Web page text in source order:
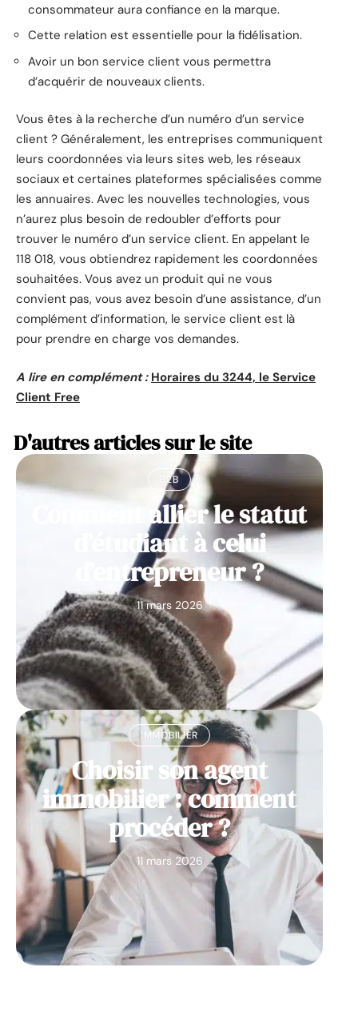
consommateur aura confiance en la marque.
Cette relation est essentielle pour la fidélisation.
Avoir un bon service client vous permettra
d’acquérir de nouveaux clients.
Vous êtes à la recherche d’un numéro d’un service
client ? Généralement, les entreprises communiquent
leurs coordonnées via leurs sites web, les réseaux
sociaux et certaines plateformes spécialisées comme
les annuaires. Avec les nouvelles technologies, vous
n’aurez plus besoin de redoubler d’efforts pour
trouver le numéro d’un service client. En appelant le
118 018, vous obtiendrez rapidement les coordonnées
souhaitées. Vous avez un produit qui ne vous
convient pas, vous avez besoin d’une assistance, d’un
complément d’information, le service client est là
pour prendre en charge vos demandes.
A lire en complément : Horaires du 3244, le Service
Client Free
D'autres articles sur le site
B2B
Comment allier le statut
d’étudiant à celui
d’entrepreneur ?
11 mars 2026
IMMOBILIER
Choisir son agent
immobilier : comment
procéder ?
11 mars 2026